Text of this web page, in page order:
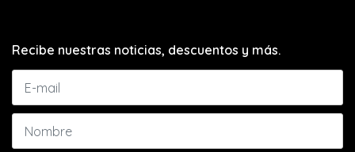
Recibe nuestras noticias, descuentos y más.